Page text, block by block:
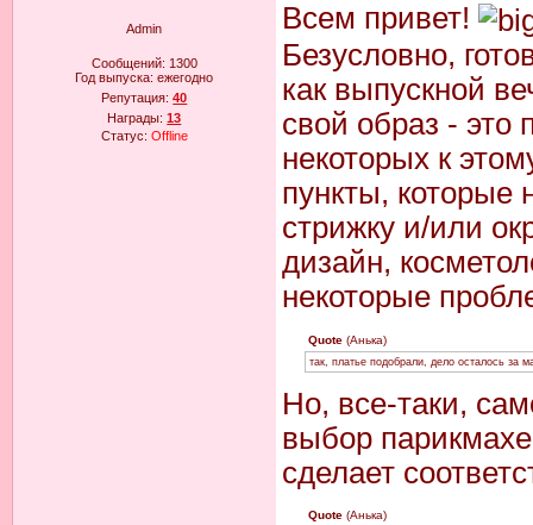
Admin
Сообщений: 1300
Год выпуска:ежегодно
Репутация:40
Награды:13
Статус: Offline
Всем привет!
Безусловно,
как выпускной
свой образ - это
некоторых к
пункты, которые
стрижку и/или
дизайн,
некоторые
Quote (Анька)
так, платье подобрали, дело осталось
Но, все-таки,
выбор
сделает
Quote (Анька)